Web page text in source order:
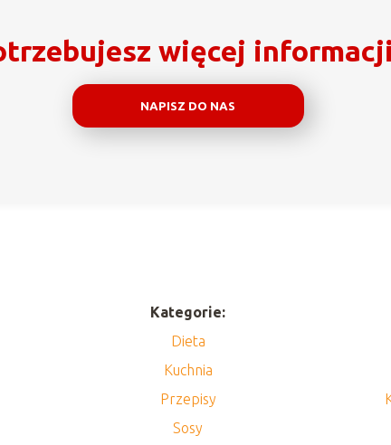
więcej
NAPISZ DO NAS
Kategorie:
Dieta
Kuchnia
Przepisy
Sosy